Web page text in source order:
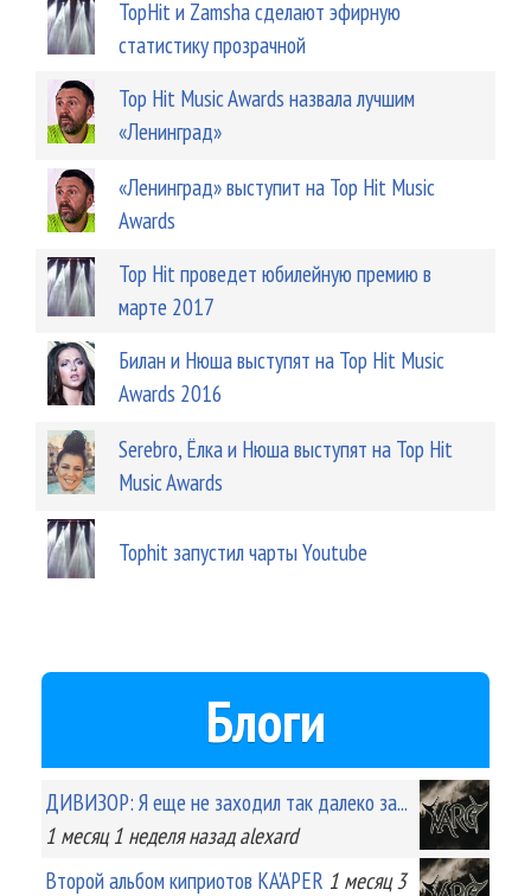
TopHit и Zamsha сделают эфирную
статистику прозрачной
Top Hit Music Awards назвала лучшим
«Ленинград»
«Ленинград» выступит на Top Hit Music
Awards
Top Hit проведет юбилейную премию в
марте 2017
Билан и Нюша выступят на Top Hit Music
Awards 2016
Serebro, Ёлка и Нюша выступят на Top Hit
Music Awards
Tophit запустил чарты Youtube
Блоги
ДИВИЗОР: Я еще не заходил так далеко за...
1 месяц 1 неделяназад alexard
Второй альбом киприотов KA'APER 1 месяц 3